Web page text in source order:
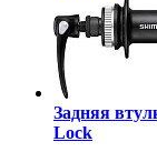
Задняя
Lock